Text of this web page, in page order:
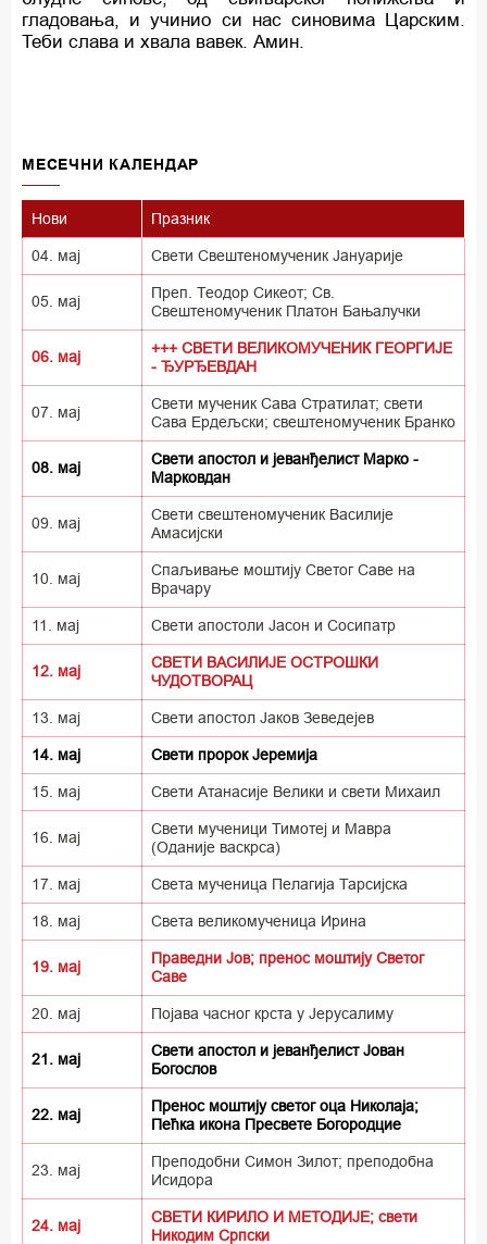
гладовања, и учинио си нас синовима Царским.
Теби слава и хвала вавек. Амин.
MECEЧНИ КАЛЕНДАР
Нови Празник
04. мај Свети Свештеномученик Јануарије
05. мај
Преп. Теодор Сикеот; Св.
Свештеномученик Платон Бањалучки
06. мај
+++ СВЕТИ ВЕЛИКОМУЧЕНИК ГЕОРГИЈЕ
- ЂУРЂЕВДАН
07. мај
Свети мученик Сава Стратилат; свети
Сава Ердељски; свештеномученик Бранко
08. мај
Свети апостол и јеванђелист Марко -
Марковдан
09. мај
Свети свештеномученик Василије
Амасијски
10. мај
Спаљивање моштију Светог Саве на
Врачару
11. мај Свети апостоли Јасон и Сосипатр
12. мај
СВЕТИ ВАСИЛИЈЕ ОСТРОШКИ
ЧУДОТВОРАЦ
13. мај Свети апостол Јаков Зеведејев
14. мај Свети пророк Јеремија
15. мај Свети Атанасије Велики и свети Михаил
16. мај
Свети мученици Тимотеј и Мавра
(Оданије васкрса)
17. мај Света мученица Пелагија Тарсијска
18. мај Света великомученица Ирина
19. мај
Праведни Јов; пренос моштију Светог
Саве
20. мај Појава часног крста у Јерусалиму
21. мај
Свети апостол и јеванђелист Јован
Богослов
22. мај
Пренос моштију светог оца Николаја;
Пећка икона Пресвете Богородцие
23. мај
Преподобни Симон Зилот; преподобна
Исидора
24. мај
СВЕТИ КИРИЛО И МЕТОДИЈЕ; свети
Никодим Српски